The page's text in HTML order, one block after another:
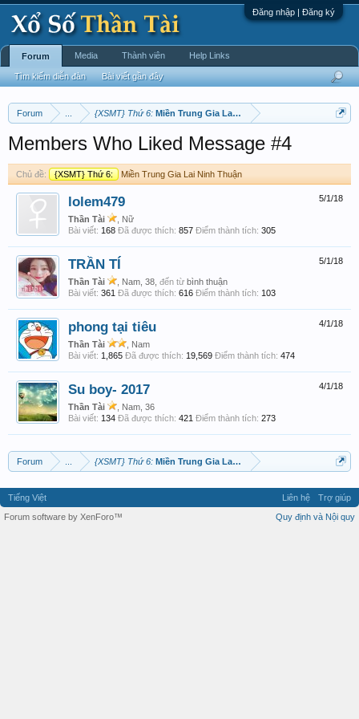
Đăng nhập | Đăng ký
Forum {XSMT} Thứ 6: Miền Trung Gia Lai Ninh Thuận
Members Who Liked Message #4
Chủ đề: {XSMT} Thứ 6: Miền Trung Gia Lai Ninh Thuận
5/1/18
lolem479
Thần Tài
, Nữ
Bài viết: 168 Đã được thích: 857 Điểm thành tích: 305
5/1/18
TRẦN TÍ
Thần Tài , Nam, 38, đến từ bình thuận
Bài viết: 361 Đã được thích: 616 Điểm thành tích: 103
4/1/18
phong tại tiêu
Thần Tài
, Nam
Bài viết: 1,865 Đã được thích: 19,569 Điểm thành tích: 474
4/1/18
Su boy- 2017
Thần Tài
, Nam, 36
Bài viết: 134 Đã được thích: 421 Điểm thành tích: 273
Forum {XSMT} Thứ 6: Miền Trung Gia Lai Ninh Thuận
Forum
Tìm kiếm diễn đàn Bài viết gần đây
Media Thành viên Help Links
Tiếng Việt Liên hệ
Trợ giúp
Quy định và Nội quy
Forum software by XenForo™